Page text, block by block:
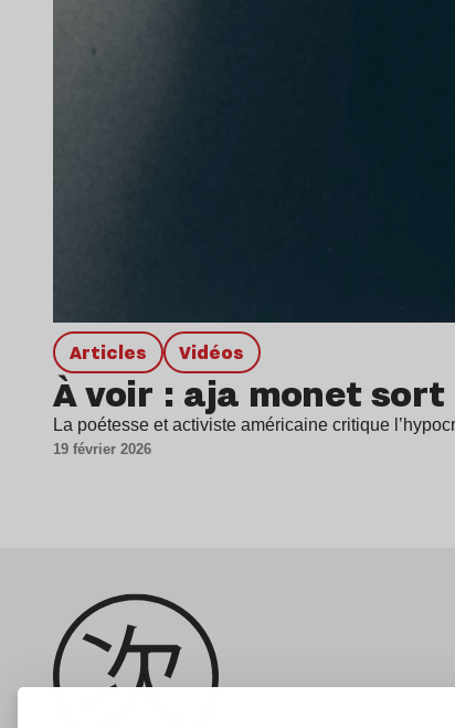
Articles Vidéos
À voir : aja monet
La poétesse et activiste américaine critique
19 février 2026